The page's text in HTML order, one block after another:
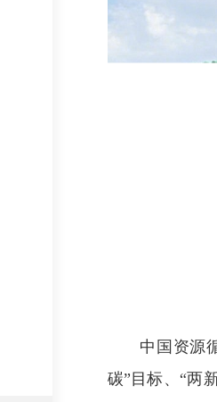
中国资源循
碳”目标、“两